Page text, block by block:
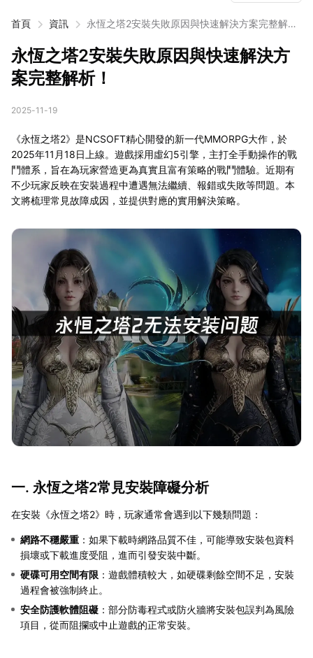
首頁 資訊
永恆之塔2安裝失敗原因與快速解決方案完整解
永恆之塔2安裝失敗原因與快速解決方
案完整解析！
2025-11-19
《永恆之塔2》是NCSOFT精心開發的新一代MMORPG大作，於
2025年11月18日上線。遊戲採用虛幻5引擎，主打全手動操作的戰
鬥體系，旨在為玩家營造更為真實且富有策略的戰鬥體驗。近期有
不少玩家反映在安裝過程中遭遇無法繼續、報錯或失敗等問題。本
文將梳理常見故障成因，並提供對應的實用解決策略。
一. 永恆之塔2常見安裝障礙分析
在安裝《永恆之塔2》時，玩家通常會遇到以下幾類問題：
網路不穩嚴重 ：如果下載時網路品質不佳，可能導致安裝包資料
損壞或下載進度受阻，進而引發安裝中斷。
硬碟可用空間有限 ：遊戲體積較大，如硬碟剩餘空間不足，安裝
過程會被強制終止。
安全防護軟體阻礙 ：部分防毒程式或防火牆將安裝包誤判為風險
項目，從而阻攔或中止遊戲的正常安裝。